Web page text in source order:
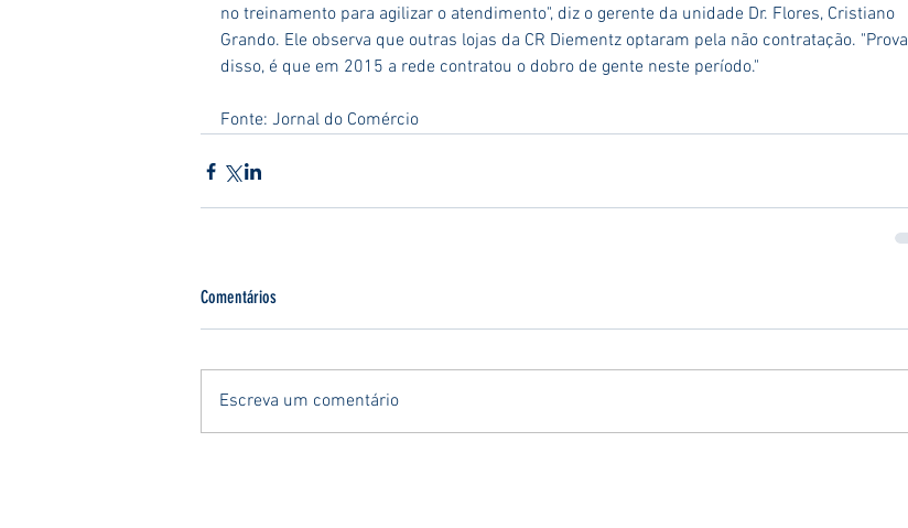
no treinamento para agilizar o atendimento", diz o gerente da unidade Dr. Flores, Cristiano
Grando. Ele observa que outras lojas da CR Diementz optaram pela não contratação. "Prova
disso, é que em 2015 a rede contratou o dobro de gente neste período."
Fonte: Jornal do Comércio
Comentários
Escreva um comentário